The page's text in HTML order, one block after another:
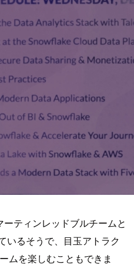
ティンレッドブルチームと
いるそうで、目玉アトラク
ムを楽しむこともできま